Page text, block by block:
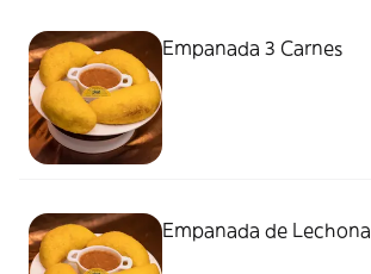
Empanada 3 Carnes
Empanada de Lechona